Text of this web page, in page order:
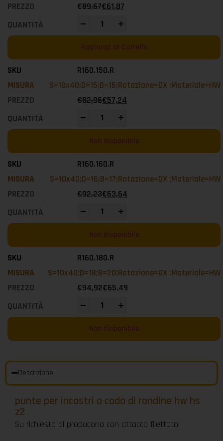
€89,67€61,87
Aggiungi al Carrello
R160.150.R
S=10x40;D=15;B=16;Rotazione=DX ;Materiale=HW
€82,96€57,24
Non disponibile
R160.160.R
S=10x40;D=16;B=17;Rotazione=DX ;Materiale=HW
€92,23€63,64
Non disponibile
R160.180.R
S=10x40;D=18;B=20;Rotazione=DX ;Materiale=HW
€94,92€65,49
Non disponibile
Descrizione
punte per incastri a coda di rondine hw hs
z2
Su richiesta di producono con attacco filettato